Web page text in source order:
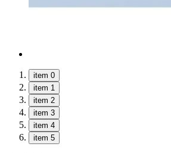
item 0
item 1
item 2
item 3
item 4
item 5